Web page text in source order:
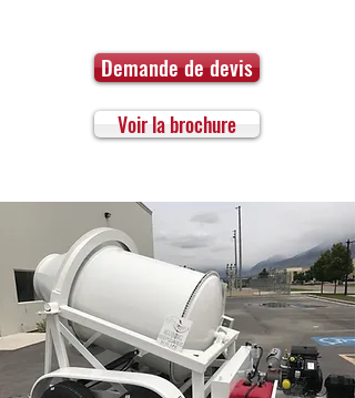
Demande de devis
Voir la brochure